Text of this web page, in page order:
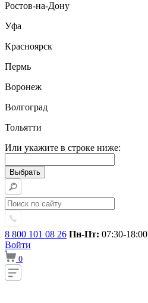
Ростов-на-Дону
Уфа
Красноярск
Пермь
Воронеж
Волгоград
Тольятти
Или укажите в строке ниже:
8 800 101 08 26 Пн-Пт: 07:30-18:00
Войти
0